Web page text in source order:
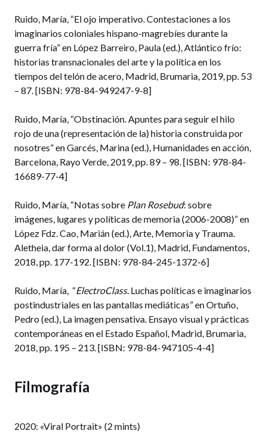
Ruido, María, “El ojo imperativo. Contestaciones a los
imaginarios coloniales hispano-magrebíes durante la
guerra fría” en López Barreiro, Paula (ed.), Atlántico frío:
historias transnacionales del arte y la política en los
tiempos del telón de acero, Madrid, Brumaria, 2019, pp. 53
– 87. [ISBN: 978-84-949247-9-8]
Ruido, María, “Obstinación. Apuntes para seguir el hilo
rojo de una (representación de la) historia construida por
nosotres” en Garcés, Marina (ed.), Humanidades en acción,
Barcelona, Rayo Verde, 2019, pp. 89 – 98. [ISBN: 978-84-
16689-77-4]
Ruido, María, “Notas sobre Plan Rosebud: sobre
imágenes, lugares y políticas de memoria (2006-2008)” en
López Fdz. Cao, Marián (ed.), Arte, Memoria y Trauma.
Aletheia, dar forma al dolor (Vol.1), Madrid, Fundamentos,
2018, pp. 177-192. [ISBN: 978-84-245-1372-6]
Ruido, María, “ElectroClass. Luchas políticas e imaginarios
postindustriales en las pantallas mediáticas” en Ortuño,
Pedro (ed.), La imagen pensativa. Ensayo visual y prácticas
contemporáneas en el Estado Español, Madrid, Brumaria,
2018, pp. 195 – 213. [ISBN: 978-84-947105-4-4]
Filmografía
2020: «Viral Portrait» (2 mints)